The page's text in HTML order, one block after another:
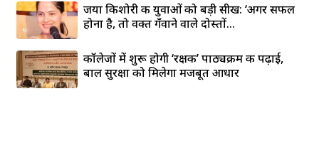
जया किशोरी की युवाओं को बड़ी सीख: ‘अगर सफल
होना है, तो वक्त गँवाने वाले दोस्तों...
कॉलेजों में शुरू होगी ‘रक्षक’ पाठ्यक्रम की पढ़ाई,
बाल सुरक्षा को मिलेगा मजबूत आधार